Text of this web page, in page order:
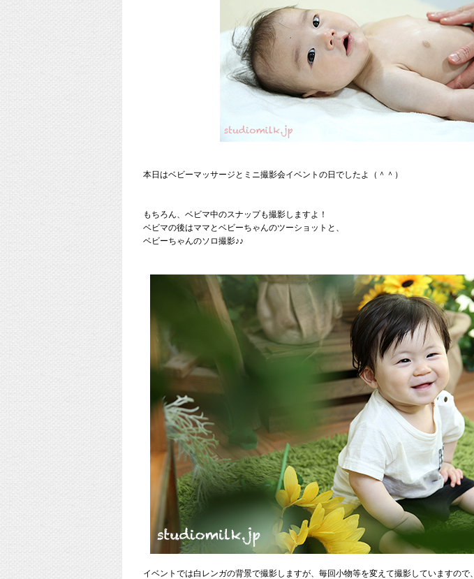
本日はベビーマッサージとミニ撮影会イベントの日でしたよ（＾＾）
もちろん、ベビマ中のスナップも撮影しますよ！
ベビマの後はママとベビーちゃんのツーショットと、
ベビーちゃんのソロ撮影♪♪
イベントでは白レンガの背景で撮影しますが、毎回小物等を変えて撮影していますので、